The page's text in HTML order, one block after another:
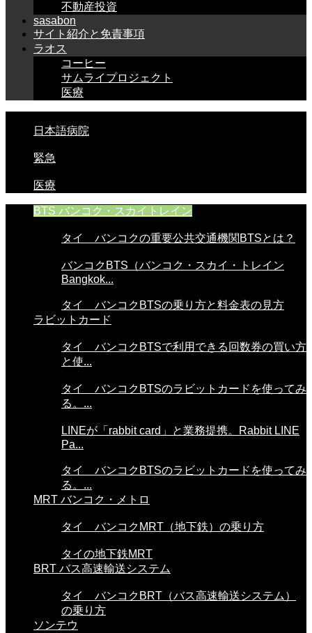
不動産投資
sasabon
サイト紹介と免責事項
ラオス
コーヒー
サムライプロジェクト
医療
日本語病院
緊急
医療
BTS バンコク・スカイトレイン
タイ バンコクの重要公共交通機関BTSとは？
バンコクBTS（バンコク・スカイ・トレイン
Bangkok...
タイ バンコクBTSの乗り方と料金表の見方
ラビットカード
タイ バンコクBTSで利用できる回数券の買い方
と使...
タイ バンコクBTSのラビットカードを使ってみ
る。...
LINEが「rabbit card」と業務提携。Rabbit LINE
Pa...
タイ バンコクBTSのラビットカードを使ってみ
る。...
MRT バンコク・メトロ
タイ バンコクMRT（地下鉄）の乗り方
タイの地下鉄MRT
BRT バス高速輸送システム
タイ バンコクBRT（バス高速輸送システム）
の乗り方
ソンテウ